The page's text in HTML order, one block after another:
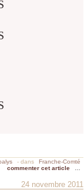
- dans
Franche-Comté
commenter cet article
24 novembre 2011